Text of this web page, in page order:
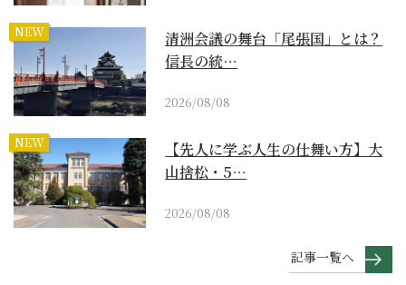
NEW
清洲会議の舞台「尾張国」とは？
信長の統…
2026/08/08
NEW
【先人に学ぶ人生の仕舞い方】大
山捨松・5…
2026/08/08
記事一覧へ